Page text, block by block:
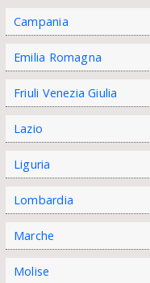
Campania
Emilia Romagna
Friuli Venezia Giulia
Lazio
Liguria
Lombardia
Marche
Molise